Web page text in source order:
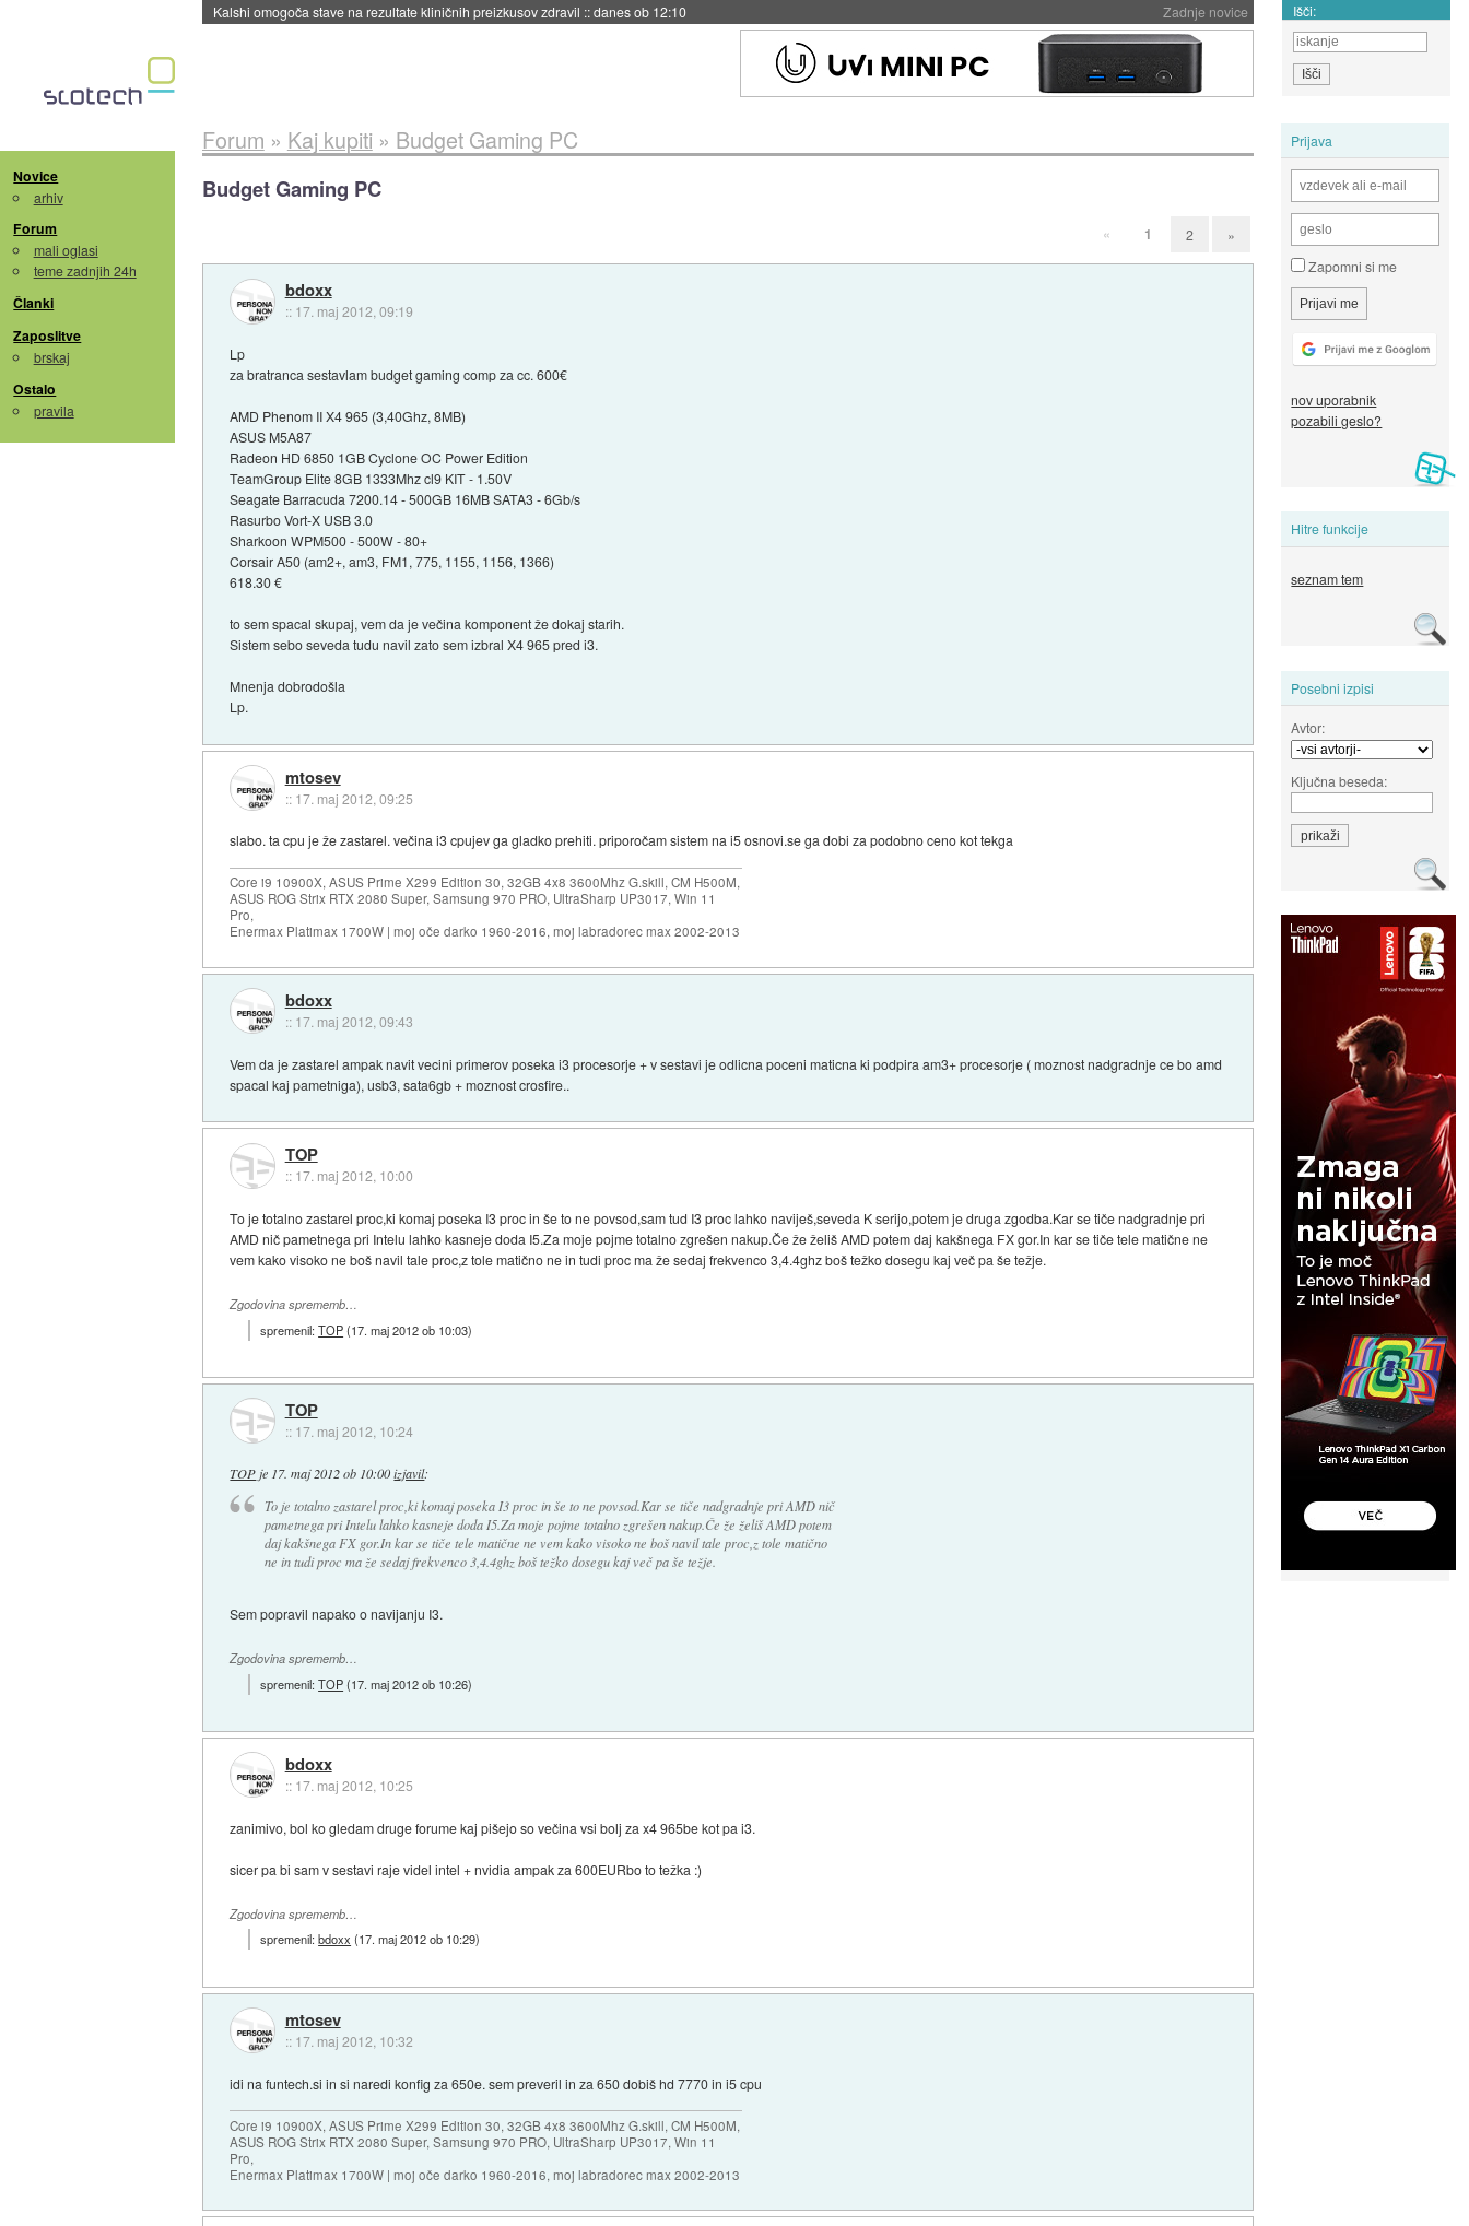
Zadnje novice
Sandisk že prodal več kot polovico SSD-jev za naslednji dve leti::danes ob 11:37 Išči:
Novice
arhiv
Forum
mali oglasi
teme zadnjih 24h
Članki
Zaposlitve
brskaj
Ostalo
pravila
Prijava
Zapomni si me
nov uporabnik
pozabili geslo?
Hitre funkcije
seznam tem
Posebni izpisi
Avtor:
Ključna beseda:
Forum » Kaj kupiti » Budget Gaming PC
Budget Gaming PC
« 1 2 »
bdoxx
:: 17. maj 2012, 09:19
Lp
za bratranca sestavlam budget gaming comp za cc. 600€
AMD Phenom II X4 965 (3,40Ghz, 8MB)
ASUS M5A87
Radeon HD 6850 1GB Cyclone OC Power Edition
TeamGroup Elite 8GB 1333Mhz cl9 KIT - 1.50V
Seagate Barracuda 7200.14 - 500GB 16MB SATA3 - 6Gb/s
Rasurbo Vort-X USB 3.0
Sharkoon WPM500 - 500W - 80+
Corsair A50 (am2+, am3, FM1, 775, 1155, 1156, 1366)
618.30 €
to sem spacal skupaj, vem da je večina komponent že dokaj starih.
Sistem sebo seveda tudu navil zato sem izbral X4 965 pred i3.
Mnenja dobrodošla
Lp.
mtosev
:: 17. maj 2012, 09:25
slabo. ta cpu je že zastarel. večina i3 cpujev ga gladko prehiti. priporočam sistem na i5 osnovi.se ga dobi za podobno ceno kot tekga
Core i9 10900X, ASUS Prime X299 Edition 30, 32GB 4x8 3600Mhz G.skill, CM H500M,
ASUS ROG Strix RTX 2080 Super, Samsung 970 PRO, UltraSharp UP3017, Win 11
Pro,
Enermax Platimax 1700W | moj oče darko 1960-2016, moj labradorec max 2002-2013
bdoxx
:: 17. maj 2012, 09:43
Vem da je zastarel ampak navit vecini primerov poseka i3 procesorje + v sestavi je odlicna poceni maticna ki podpira am3+ procesorje ( moznost nadgradnje ce bo amd
spacal kaj pametniga), usb3, sata6gb + moznost crosfire..
TOP
:: 17. maj 2012, 10:00
To je totalno zastarel proc,ki komaj poseka I3 proc in še to ne povsod,sam tud I3 proc lahko naviješ,seveda K serijo,potem je druga zgodba.Kar se tiče nadgradnje pri
AMD nič pametnega pri Intelu lahko kasneje doda I5.Za moje pojme totalno zgrešen nakup.Če že želiš AMD potem daj kakšnega FX gor.In kar se tiče tele matične ne
vem kako visoko ne boš navil tale proc,z tole matično ne in tudi proc ma že sedaj frekvenco 3,4.4ghz boš težko dosegu kaj več pa še težje.
Zgodovina sprememb…
spremenil:TOP(17. maj 2012 ob 10:03)
TOP
:: 17. maj 2012, 10:24
TOP je 17. maj 2012 ob 10:00 izjavil:
To je totalno zastarel proc,ki komaj poseka I3 proc in še to ne povsod.Kar se tiče nadgradnje pri AMD nič
pametnega pri Intelu lahko kasneje doda I5.Za moje pojme totalno zgrešen nakup.Če že želiš AMD potem
daj kakšnega FX gor.In kar se tiče tele matične ne vem kako visoko ne boš navil tale proc,z tole matično
ne in tudi proc ma že sedaj frekvenco 3,4.4ghz boš težko dosegu kaj več pa še težje.
Sem popravil napako o navijanju I3.
Zgodovina sprememb…
spremenil:TOP(17. maj 2012 ob 10:26)
bdoxx
:: 17. maj 2012, 10:25
zanimivo, bol ko gledam druge forume kaj pišejo so večina vsi bolj za x4 965be kot pa i3.
sicer pa bi sam v sestavi raje videl intel + nvidia ampak za 600EURbo to težka :)
Zgodovina sprememb…
spremenil:bdoxx (17. maj 2012 ob 10:29)
mtosev
:: 17. maj 2012, 10:32
idi na funtech.si in si naredi konfig za 650e. sem preveril in za 650 dobiš hd 7770 in i5 cpu
Core i9 10900X, ASUS Prime X299 Edition 30, 32GB 4x8 3600Mhz G.skill, CM H500M,
ASUS ROG Strix RTX 2080 Super, Samsung 970 PRO, UltraSharp UP3017, Win 11
Pro,
Enermax Platimax 1700W | moj oče darko 1960-2016, moj labradorec max 2002-2013